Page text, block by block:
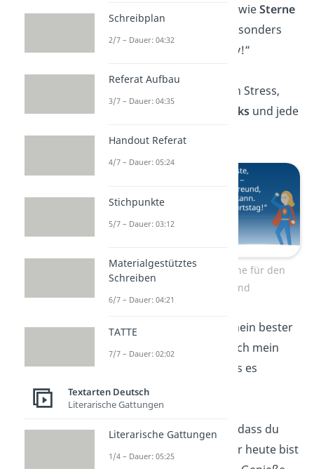
„Gute Freunde sind wieSterne
und du leuchtest besonders
hell! Happy Birthday!“
„Heute gibt’s keinen Stress,
Drinksund jede
Geburtstagswünsche für den
besten Freund
„Du bist nicht nur mein bester
Freund, sondern auch mein
! Lass es
krachen!“
„Ich wusste immer, dass du
besonders bist. Aber heute bist
Schreibplan
2/7 – Dauer: 04:32
Referat Aufbau
3/7 – Dauer: 04:35
Handout Referat
4/7 – Dauer: 05:24
Stichpunkte
5/7 – Dauer: 03:12
Materialgestütztes
Schreiben
6/7 – Dauer: 04:21
TATTE
7/7 – Dauer: 02:02
Textarten Deutsch
Literarische Gattungen
Literarische Gattungen
1/4 – Dauer: 05:25